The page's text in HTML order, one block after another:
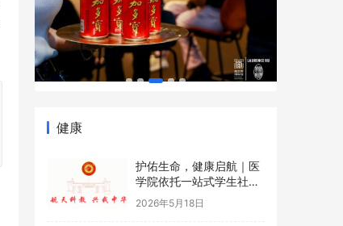
健康
护佑生命，健康启航｜医
学院依托一站式学生社区
开展5·12国际护士节沉浸
式健康科普游园会
2026年5月18日